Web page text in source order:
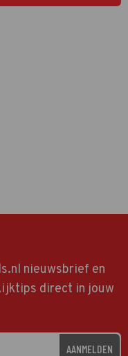
nieuwsbrief en
direct in jouw
AANMELDEN